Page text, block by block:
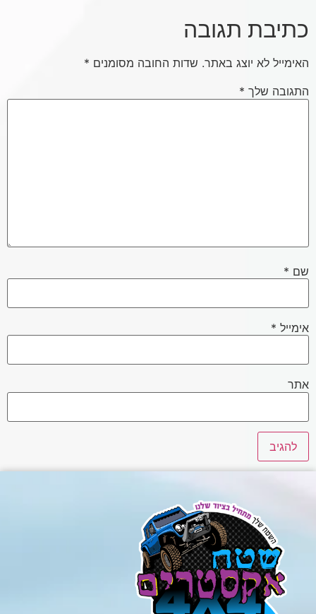
כתיבת תגובה
האימייל לא יוצג באתר. שדות החובה מסומנים *
התגובה שלך *
שם *
אימייל *
אתר